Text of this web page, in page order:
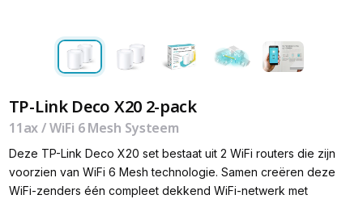
TP-Link Deco X20 2-pack
11ax / WiFi 6 Mesh Systeem
Deze TP-Link Deco X20 set bestaat uit 2 WiFi routers die zijn
voorzien van WiFi 6 Mesh technologie. Samen creëren deze
WiFi-zenders één compleet dekkend WiFi-netwerk met